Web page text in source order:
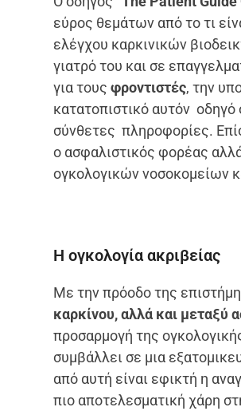
εύρος θεμάτων από το τι
ελέγχου καρκινικών
γιατρό του και σε
για τους φροντιστές, την
κατατοπιστικό αυτόν οδηγό
σύνθετες πληροφορίες.
ο ασφαλιστικός φορέας
ογκολογικών νοσοκομείων
Η ογκολογία ακριβείας
Με την πρόοδο της
καρκίνου, αλλά και μεταξύ
προσαρμογή της
συμβάλλει σε μια
από αυτή είναι εφικτή η
πιο αποτελεσματική χάρη